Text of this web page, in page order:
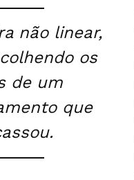
não linear,
os
de um
que